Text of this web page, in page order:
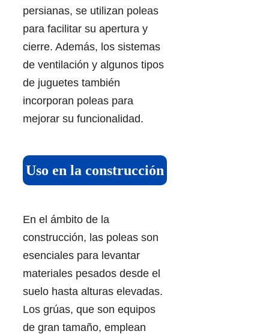
persianas, se utilizan poleas
para facilitar su apertura y
cierre. Además, los sistemas
de ventilación y algunos tipos
de juguetes también
incorporan poleas para
mejorar su funcionalidad.
Uso en la construcción
En el ámbito de la
construcción, las poleas son
esenciales para levantar
materiales pesados desde el
suelo hasta alturas elevadas.
Los grúas, que son equipos
de gran tamaño, emplean